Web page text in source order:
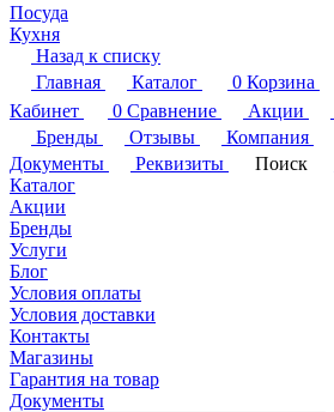
Посуда
Кухня
Назад к списку
Главная
Каталог 0 Корзина
Кабинет
0 Сравнение Акции
Бренды
Отзывы Компания
Документы
Реквизиты Поиск
Каталог
Акции
Бренды
Услуги
Блог
Условия оплаты
Условия доставки
Контакты
Магазины
Гарантия на товар
Документы